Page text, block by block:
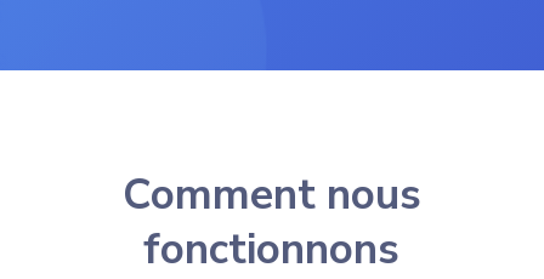
Comment nous
fonctionnons